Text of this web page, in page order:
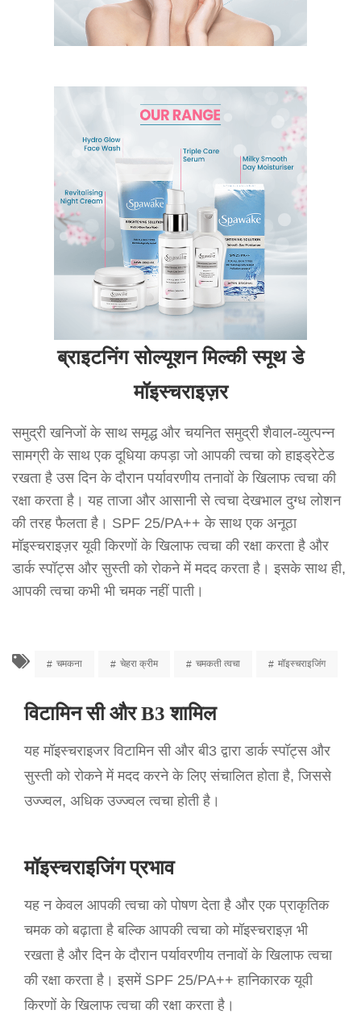
ब्राइटनिंग सोल्यूशन मिल्की स्मूथ डे
मॉइस्चराइज़र
समुद्री खनिजों के साथ समृद्ध और चयनित समुद्री शैवाल-व्युत्पन्न
सामग्री के साथ एक दूधिया कपड़ा जो आपकी त्वचा को हाइड्रेटेड
रखता है उस दिन के दौरान पर्यावरणीय तनावों के खिलाफ त्वचा की
रक्षा करता है। यह ताजा और आसानी से त्वचा देखभाल दुग्ध लोशन
की तरह फैलता है। SPF 25/PA++ के साथ एक अनूठा
मॉइस्चराइज़र यूवी किरणों के खिलाफ त्वचा की रक्षा करता है और
डार्क स्पॉट्स और सुस्ती को रोकने में मदद करता है। इसके साथ ही,
आपकी त्वचा कभी भी चमक नहीं पाती।
चमकना चेहरा क्रीम चमकती त्वचा मॉइस्चराइजिंग
विटामिन सी और B3 शामिल
यह मॉइस्चराइजर विटामिन सी और बी3 द्वारा डार्क स्पॉट्स और
सुस्ती को रोकने में मदद करने के लिए संचालित होता है, जिससे
उज्ज्वल, अधिक उज्ज्वल त्वचा होती है।
मॉइस्चराइजिंग प्रभाव
यह न केवल आपकी त्वचा को पोषण देता है और एक प्राकृतिक
चमक को बढ़ाता है बल्कि आपकी त्वचा को मॉइस्चराइज़ भी
रखता है और दिन के दौरान पर्यावरणीय तनावों के खिलाफ त्वचा
की रक्षा करता है। इसमें SPF 25/PA++ हानिकारक यूवी
किरणों के खिलाफ त्वचा की रक्षा करता है।